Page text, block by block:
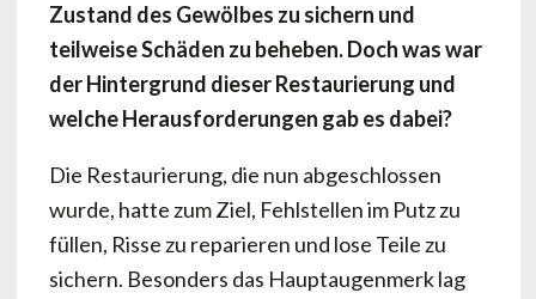
Zustand des Gewölbes zu sichern und
teilweise Schäden zu beheben. Doch was war
der Hintergrund dieser Restaurierung und
welche Herausforderungen gab es dabei?
Die Restaurierung, die nun abgeschlossen
wurde, hatte zum Ziel, Fehlstellen im Putz zu
füllen, Risse zu reparieren und lose Teile zu
sichern. Besonders das Hauptaugenmerk lag